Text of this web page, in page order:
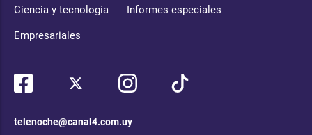
Ciencia y tecnología Informes especiales
Empresariales
telenoche@canal4.com.uy